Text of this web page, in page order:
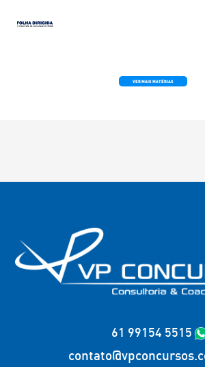
VER MAIS MATÉRIAS
61 99154 5515